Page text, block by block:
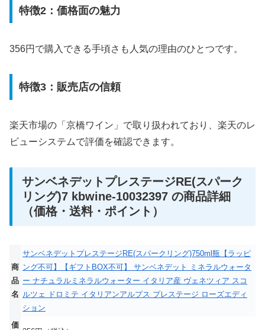
特徴2：価格面の魅力
356円で購入できる手頃さも人気の理由のひとつです。
特徴3：販売店の信頼
楽天市場の「京橋ワイン」で取り扱われており、楽天のレ
ビューシステムで評価を確認できます。
サンベネデットプレステージRE(スパーク
リング)7 kbwine-10032397 の商品詳細
（価格・送料・ポイント）
商
品
名
サンベネデットプレステージRE(スパークリング)750ml瓶【ラッピ
ング不可】【ギフトBOX不可】 サンベネデット ミネラルウォータ
ー ナチュラルミネラルウォーター イタリア産 ヴェネツィア スコ
ルツェ ドロミテ イタリアンアルプス プレステージ ローズエディ
ション
価